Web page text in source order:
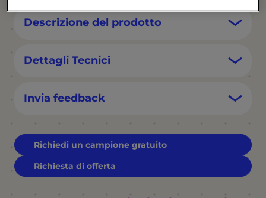
Descrizione del prodotto
Dettagli Tecnici
Invia feedback
Richiedi un campione gratuito
Richiesta di offerta